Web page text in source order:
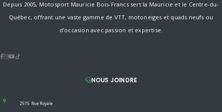
Depuis 2005, Motosport Mauricie Bois-Francs sert la Mauricie et le Centre-du-
Québec, offrant une vaste gamme de VTT, motoneiges et quads neufs ou
d'occasion avec passion et expertise.
NOUS JOINDRE
2515 Rue Royale